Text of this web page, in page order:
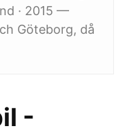
· 2015 —
Göteborg, då
-